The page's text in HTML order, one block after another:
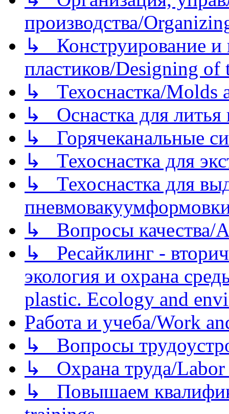
производства/
↳ Конструирование и
пластиков/Designing of
↳ Техоснастка/Molds
↳ Оснастка для литья
↳ Горячеканальные
↳ Техоснастка для
↳ Техоснастка для
↳ Вопросы качества/
↳ Ресайклинг -
экология и охрана
plastic. Ecology and
Работа и учеба/Work
↳ Вопросы
↳ Охрана труда/Labor
↳ Повышаем